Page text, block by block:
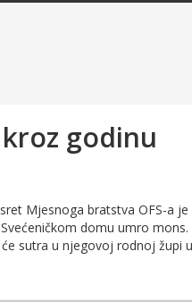
godinu
Mjesnoga bratstva OFS-a je
domu umro
sutra u njegovoj rodnoj župi u